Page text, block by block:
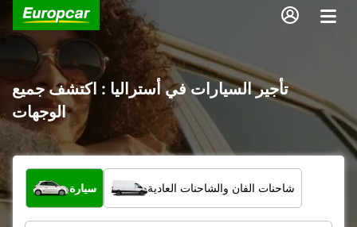
تأجير السيارات في أستراليا : اكتشف جميع
الوجهات
ما نوع المركبة؟
سيارة شاحنات الفان والشاحنات العادية